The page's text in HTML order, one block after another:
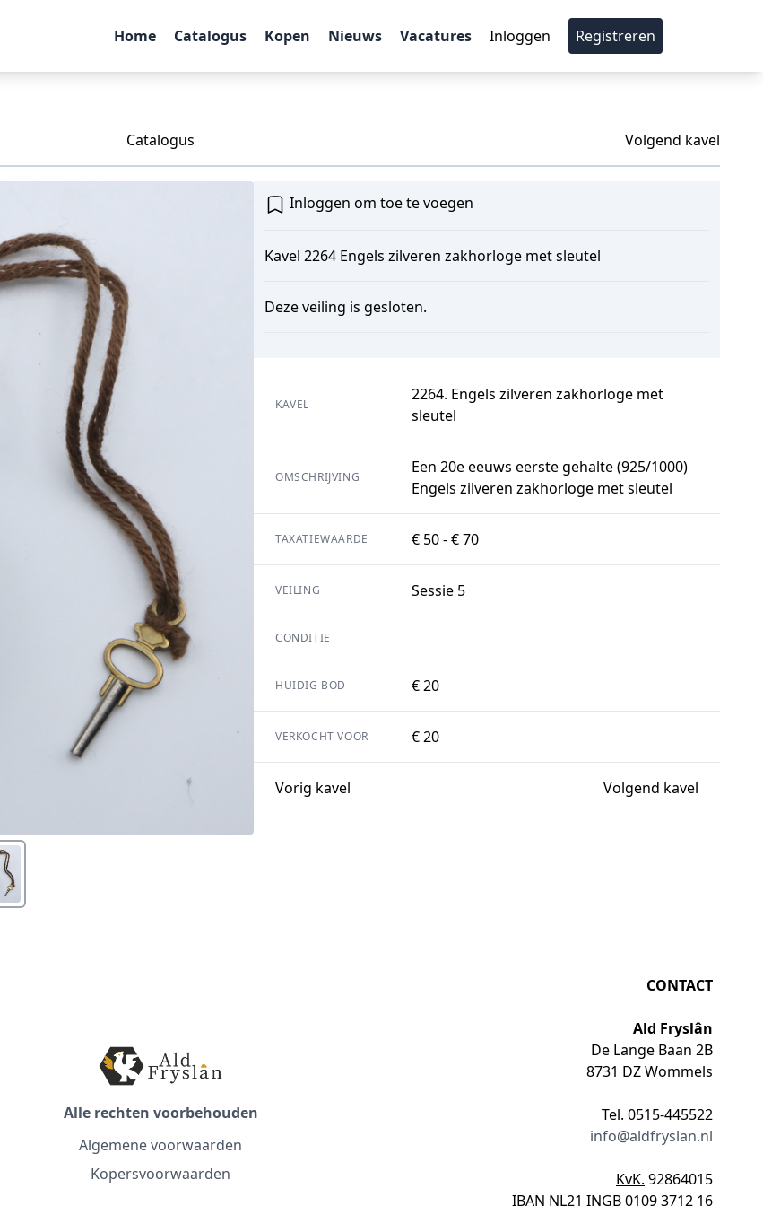
Home Catalogus Kopen Nieuws Vacatures Inloggen Registreren
Catalogus Volgend kavel
Inloggen om toe te voegen
Kavel 2264 Engels zilveren zakhorloge met sleutel
Deze veiling is gesloten.
KAVEL
2264. Engels zilveren zakhorloge met
sleutel
OMSCHRIJVING
Een 20e eeuws eerste gehalte (925/1000)
Engels zilveren zakhorloge met sleutel
TAXATIEWAARDE € 50 - € 70
VEILING Sessie 5
CONDITIE
HUIDIG BOD € 20
VERKOCHT VOOR € 20
Vorig kavel Volgend kavel
Alle rechten voorbehouden
Algemene voorwaarden
Kopersvoorwaarden
CONTACT
Ald Fryslân
De Lange Baan 2B
8731 DZ Wommels
Tel. 0515-445522
info@aldfryslan.nl
KvK. 92864015
IBAN NL21 INGB 0109 3712 16